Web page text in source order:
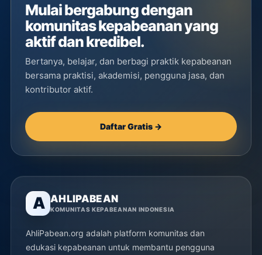
Mulai bergabung dengan
komunitas kepabeanan yang
aktif dan kredibel.
Bertanya, belajar, dan berbagi praktik kepabeanan
bersama praktisi, akademisi, pengguna jasa, dan
kontributor aktif.
Daftar Gratis →
A AHLIPABEAN
KOMUNITAS KEPABEANAN INDONESIA
AhliPabean.org adalah platform komunitas dan
edukasi kepabeanan untuk membantu pengguna